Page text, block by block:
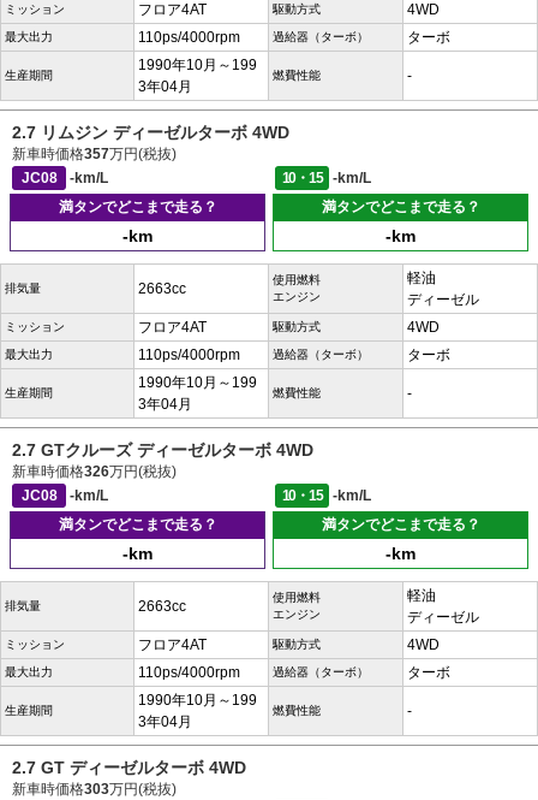
ミッション フロア4AT 駆動方式 4WD
最大出力 110ps/4000rpm 過給器（ターボ） ターボ
生産期間
1990年10月～199
3年04月
燃費性能 -
2.7 リムジン ディーゼルターボ 4WD
新車時価格357万円(税抜)
JC08
-km/L 10・15
-km/L
満タンでどこまで走る？
-km
満タンでどこまで走る？
-km
排気量 2663cc
使用燃料
エンジン
軽油
ディーゼル
ミッション フロア4AT 駆動方式 4WD
最大出力 110ps/4000rpm 過給器（ターボ） ターボ
生産期間
1990年10月～199
3年04月
燃費性能 -
2.7 GTクルーズ ディーゼルターボ 4WD
新車時価格326万円(税抜)
JC08
-km/L 10・15
-km/L
満タンでどこまで走る？
-km
満タンでどこまで走る？
-km
排気量 2663cc
使用燃料
エンジン
軽油
ディーゼル
ミッション フロア4AT 駆動方式 4WD
最大出力 110ps/4000rpm 過給器（ターボ） ターボ
生産期間
1990年10月～199
3年04月
燃費性能 -
2.7 GT ディーゼルターボ 4WD
新車時価格303万円(税抜)